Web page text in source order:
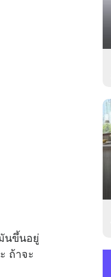
นขึ้นอยู่
ถ้าจะ